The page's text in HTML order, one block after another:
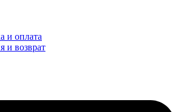
и оплата
и возврат